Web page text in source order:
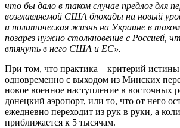
что бы дало в таком случае предлог для
возглавляемой США блокады на новый
и политическая жизнь на Украине в
позарез нужно столкновение с Россией,
втянуть в него США и ЕС».
При том, что практика – критерий
одновременно с выходом из Минских
новое военное наступление в восточных
донецкий аэропорт, или то, что от него
ежедневно переходит из рук в руки, а
приближается к 5 тысячам.